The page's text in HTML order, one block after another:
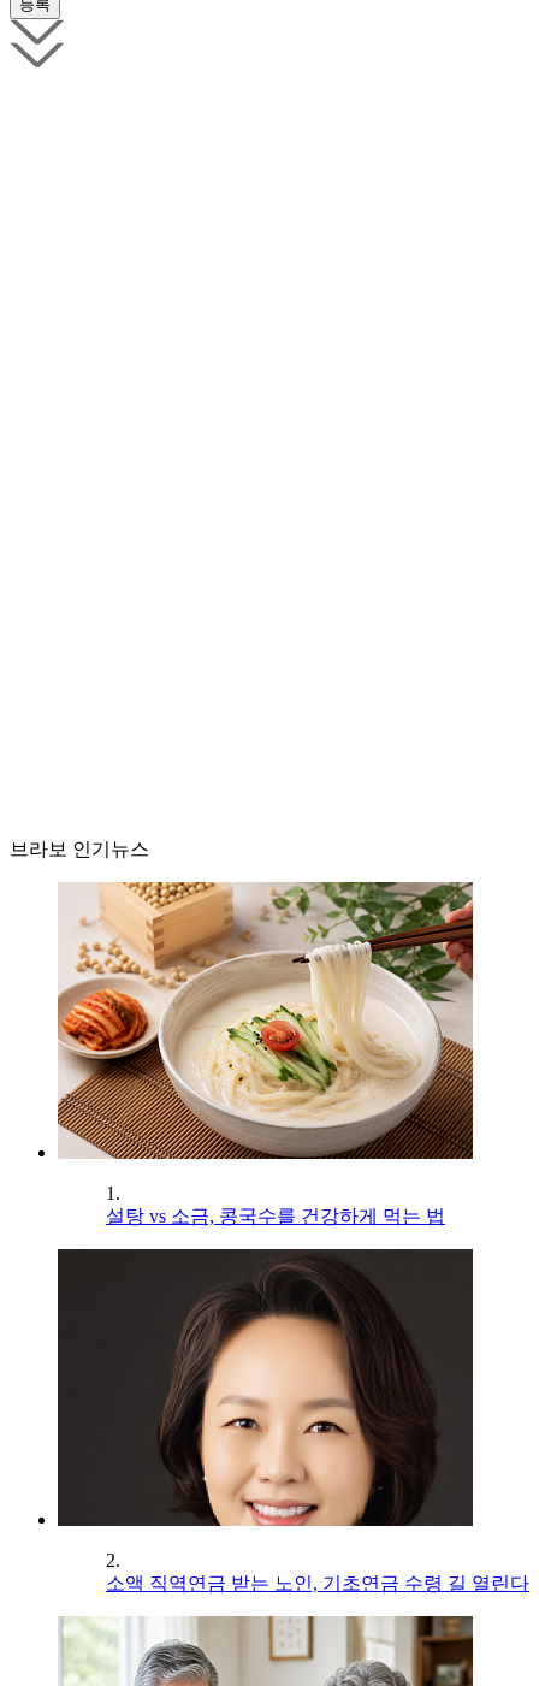
브라보 인기뉴스
1.
설탕 vs 소금, 콩국수를 건강하게 먹는 법
2.
소액 직역연금 받는 노인, 기초연금 수령 길 열린다